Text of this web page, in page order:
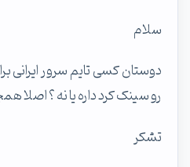
سلام
رو سینک کرد داره یا نه ؟
تشکر